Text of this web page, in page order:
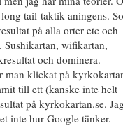
tail-taktik aningens.
på alla orter etc och
wifikartan,
och dominera.
man klickat på
till ett (kanske inte helt
på kyrkokartan.se.
inte hur Google tänker.